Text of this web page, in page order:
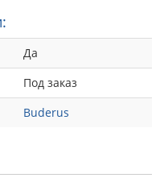
Да
Под заказ
Buderus